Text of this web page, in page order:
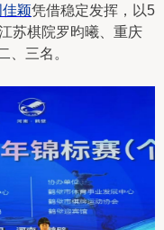
佳颖凭借稳定发挥，以5
苏棋院罗昀曦、重庆
、三名。